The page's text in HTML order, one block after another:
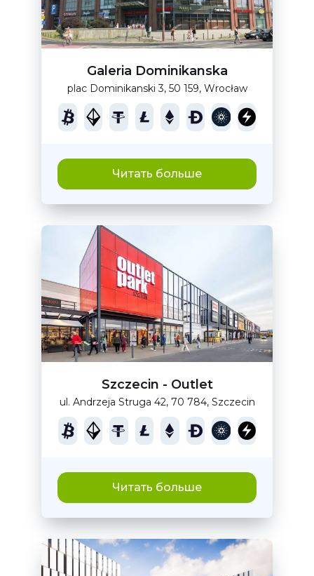
Galeria Dominikanska
plac Dominikanski 3, 50 159, Wrocław
Читать больше
Szczecin - Outlet
ul. Andrzeja Struga 42, 70 784, Szczecin
Читать больше